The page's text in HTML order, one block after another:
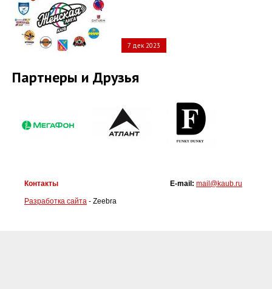
7 дек 2023
Партнеры и Друзья
Контакты
Разработка сайта - Zeebra
E-mail: mail@kaub.ru